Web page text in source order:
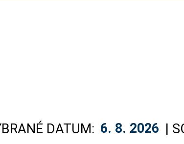
DATUM: 6. 8. 2026 |